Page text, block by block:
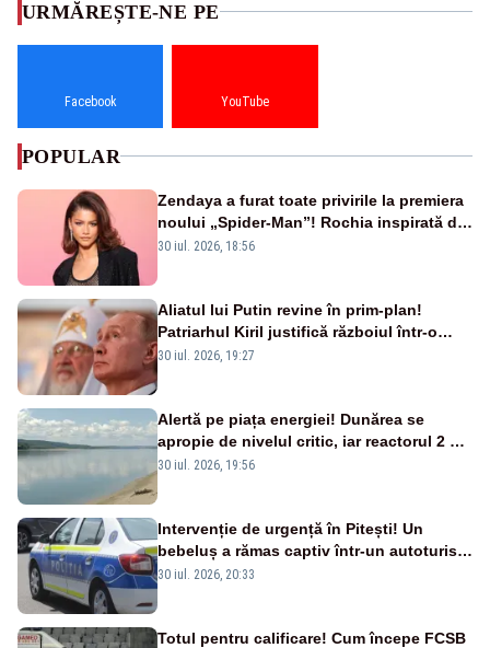
URMĂREȘTE-NE PE
Facebook YouTube
POPULAR
Zendaya a furat toate privirile la premiera
noului „Spider-Man”! Rochia inspirată de
pânza de păianjen a făcut senzație
30 iul. 2026, 18:56
Aliatul lui Putin revine în prim-plan!
Patriarhul Kiril justifică războiul într-o
nouă carte
30 iul. 2026, 19:27
Alertă pe piața energiei! Dunărea se
apropie de nivelul critic, iar reactorul 2 de
la Cernavodă ar putea fi oprit
30 iul. 2026, 19:56
Intervenție de urgență în Pitești! Un
bebeluș a rămas captiv într-un autoturism
din cauza unei defecțiuni
30 iul. 2026, 20:33
Totul pentru calificare! Cum începe FCSB